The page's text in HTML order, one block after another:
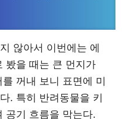
않아서 이번에는 에
봤을 때는 큰 먼지가
꺼내 보니 표면에 미
. 특히 반려동물을 키
공기 흐름을 막는다.